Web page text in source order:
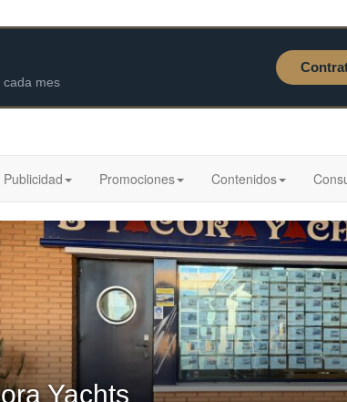
Publicidad Promociones Contenidos
Yachts